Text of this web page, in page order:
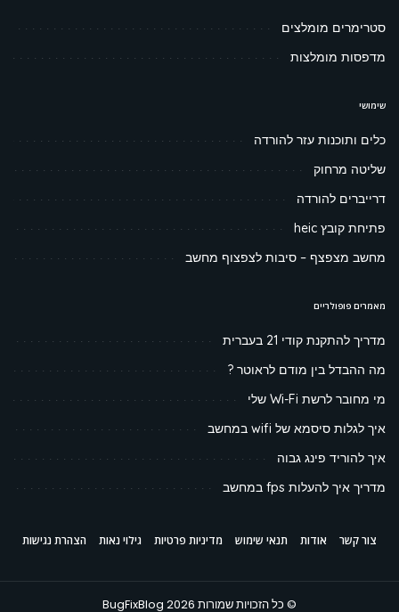
סטרימרים מומלצים
מדפסות מומלצות
שימושי
כלים ותוכנות עזר להורדה
שליטה מרחוק
דרייברים להורדה
פתיחת קובץ heic
מחשב מצפצף – סיבות לצפצוף מחשב
מאמרים פופולריים
מדריך להתקנת קודי 21 בעברית
מה ההבדל בין מודם לראוטר ?
מי מחובר לרשת Wi-Fi שלי
איך לגלות סיסמא של wifi במחשב
איך להוריד פינג גבוה
מדריך איך להעלות fps במחשב
צור קשר אודות תנאי שימוש מדיניות פרטיות גילוי נאות הצהרת נגישות
© כל הזכויות שמורות BugFixBlog 2026